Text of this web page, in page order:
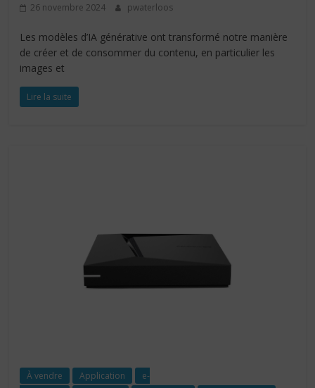
26 novembre 2024 pwaterloos
Les modèles d’IA générative ont transformé notre manière
de créer et de consommer du contenu, en particulier les
images et
Lire la suite
À vendre Application
e-